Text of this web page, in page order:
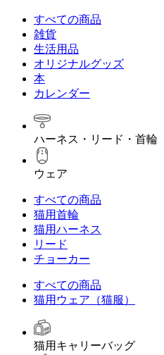
すべての商品
雑貨
生活用品
オリジナルグッズ
本
カレンダー
ハーネス・リード・首輪
ウェア
すべての商品
猫用首輪
猫用ハーネス
リード
チョーカー
すべての商品
猫用ウェア（猫服）
猫用キャリーバッグ